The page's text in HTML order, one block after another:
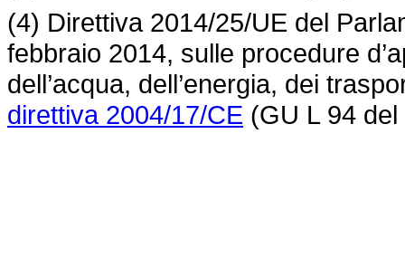
(4) Direttiva 2014/25/UE del
febbraio 2014, sulle procedure
dell’acqua, dell’energia, dei
direttiva 2004/17/CE (GU L 94